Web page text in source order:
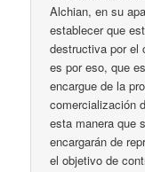
Alchian, en su
establecer que
destructiva por el
es por eso, que
encargue de la
comercialización
esta manera que
encargarán de
el objetivo de